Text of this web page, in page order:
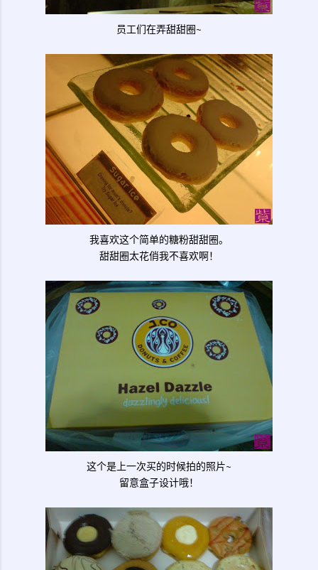
员工们在弄甜甜圈~
我喜欢这个简单的糖粉甜甜圈。
甜甜圈太花俏我不喜欢啊！
这个是上一次买的时候拍的照片~
留意盒子设计哦！